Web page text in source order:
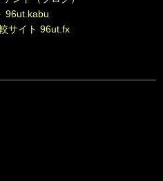
96ut.kabu
サイト 96ut.fx